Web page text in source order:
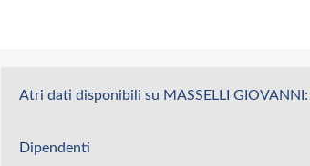
Atri dati disponibili su MASSELLI GIOVANNI:
Dipendenti